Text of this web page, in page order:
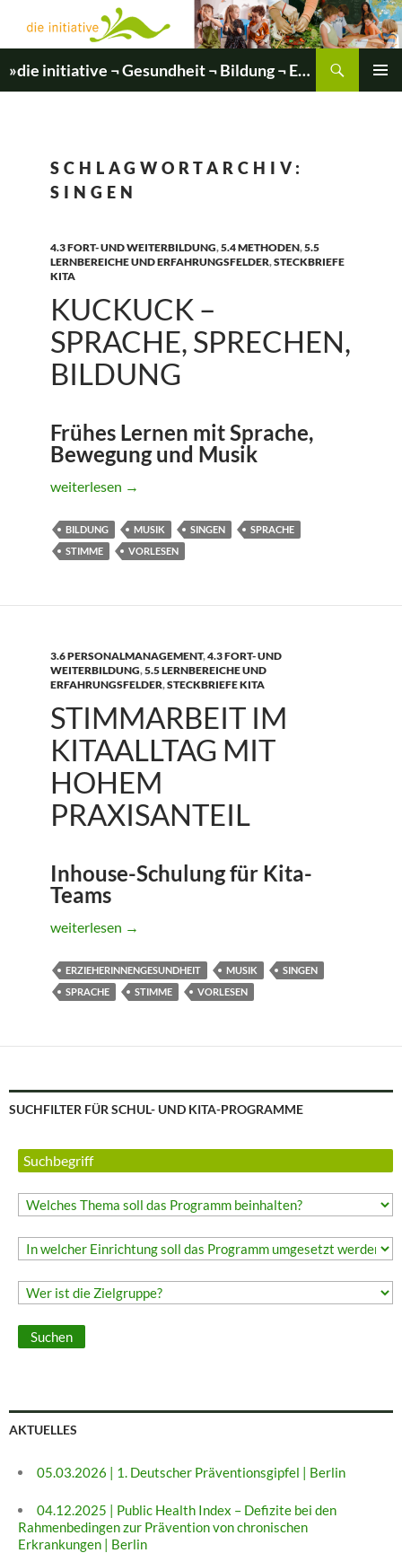
Inhalt
springen
»die initiative ¬ Gesundheit ¬ Bildung ¬ Entwicklung«
SCHLAGWORTARCHIV:
SINGEN
4.3 FORT- UND WEITERBILDUNG,5.4 METHODEN,5.5
LERNBEREICHE UND ERFAHRUNGSFELDER,STECKBRIEFE
KITA
KUCKUCK –
SPRACHE, SPRECHEN,
BILDUNG
Frühes Lernen mit Sprache,
Bewegung und Musik
KUCKUCK – Sprache, Sprechen, Bildung
weiterlesen →
BILDUNG MUSIK SINGEN
SPRACHE
STIMME
VORLESEN
3.6 PERSONALMANAGEMENT,4.3 FORT- UND
WEITERBILDUNG,5.5 LERNBEREICHE UND
ERFAHRUNGSFELDER,STECKBRIEFE KITA
STIMMARBEIT IM
KITAALLTAG MIT
HOHEM
PRAXISANTEIL
Inhouse-Schulung für Kita-
Teams
Stimmarbeit im Kitaalltag mit hohem Praxisanteil
weiterlesen →
ERZIEHERINNENGESUNDHEIT MUSIK
SINGEN
SPRACHE
STIMME VORLESEN
SUCHFILTER FÜR SCHUL- UND KITA-PROGRAMME
AKTUELLES
05.03.2026 | 1. Deutscher Präventionsgipfel | Berlin
04.12.2025 | Public Health Index – Defizite bei den
Rahmenbedingen zur Prävention von chronischen
Erkrankungen | Berlin